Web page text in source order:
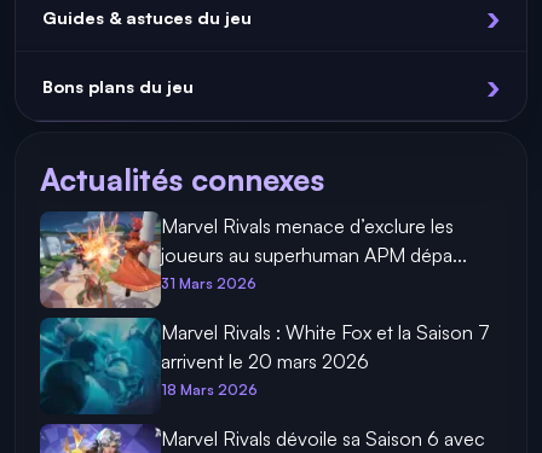
Guides & astuces du jeu
Bons plans du jeu
Actualités connexes
Marvel Rivals menace d’exclure les
joueurs au superhuman APM dépa...
31 Mars 2026
Marvel Rivals : White Fox et la Saison 7
arrivent le 20 mars 2026
18 Mars 2026
Marvel Rivals dévoile sa Saison 6 avec